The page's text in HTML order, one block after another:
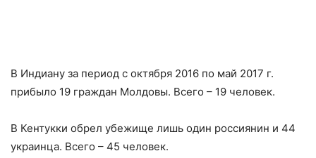
В Индиану за период с октября 2016 по май 2017 г.
прибыло 19 граждан Молдовы. Всего – 19 человек.
В Кентукки обрел убежище лишь один россиянин и 44
украинца. Всего – 45 человек.